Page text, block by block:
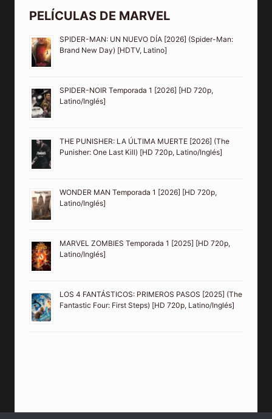
PELÍCULAS DE MARVEL
SPIDER-MAN: UN NUEVO DÍA [2026] (Spider-Man:
Brand New Day) [HDTV, Latino]
SPIDER-NOIR Temporada 1 [2026] [HD 720p,
Latino/Inglés]
THE PUNISHER: LA ÚLTIMA MUERTE [2026] (The
Punisher: One Last Kill) [HD 720p, Latino/Inglés]
WONDER MAN Temporada 1 [2026] [HD 720p,
Latino/Inglés]
MARVEL ZOMBIES Temporada 1 [2025] [HD 720p,
Latino/Inglés]
LOS 4 FANTÁSTICOS: PRIMEROS PASOS [2025] (The
Fantastic Four: First Steps) [HD 720p, Latino/Inglés]